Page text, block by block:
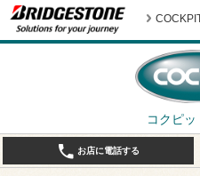
コクピッ
お店に電話する